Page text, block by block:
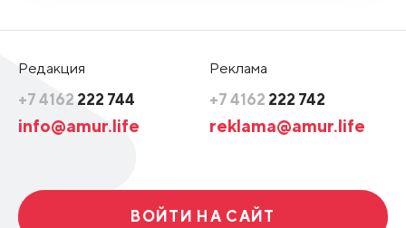
Редакция
+7 4162 222 744
info@amur.life
Реклама
+7 4162 222 742
reklama@amur.life
ВОЙТИ НА САЙТ